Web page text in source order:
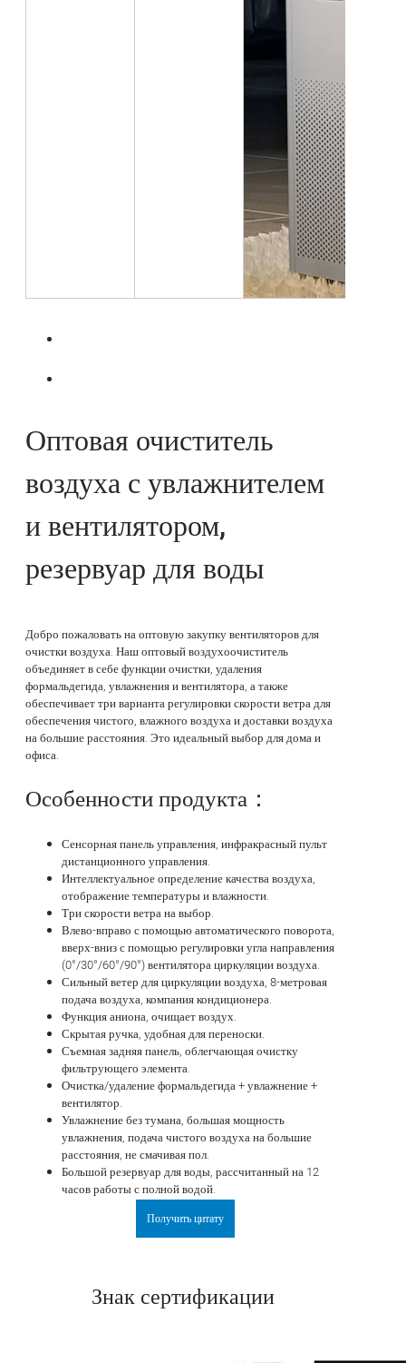
Оптовая очиститель
воздуха с увлажнителем
и вентилятором,
резервуар для воды
Добро пожаловать на оптовую закупку вентиляторов для
очистки воздуха. Наш оптовый воздухоочиститель
объединяет в себе функции очистки, удаления
формальдегида, увлажнения и вентилятора, а также
обеспечивает три варианта регулировки скорости ветра для
обеспечения чистого, влажного воздуха и доставки воздуха
на большие расстояния. Это идеальный выбор для дома и
офиса.
Особенности продукта：
Сенсорная панель управления, инфракрасный пульт
дистанционного управления.
Интеллектуальное определение качества воздуха,
отображение температуры и влажности.
Три скорости ветра на выбор.
Влево-вправо с помощью автоматического поворота,
вверх-вниз с помощью регулировки угла направления
(0°/30°/60°/90°) вентилятора циркуляции воздуха.
Сильный ветер для циркуляции воздуха, 8-метровая
подача воздуха, компания кондиционера.
Функция аниона, очищает воздух.
Скрытая ручка, удобная для переноски.
Съемная задняя панель, облегчающая очистку
фильтрующего элемента.
Очистка/удаление формальдегида + увлажнение +
вентилятор.
Увлажнение без тумана, большая мощность
увлажнения, подача чистого воздуха на большие
расстояния, не смачивая пол.
Большой резервуар для воды, рассчитанный на 12
часов работы с полной водой.
Получить цитату
Знак сертификации